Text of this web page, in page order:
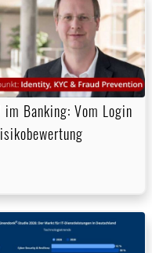
im Banking: Vom Login